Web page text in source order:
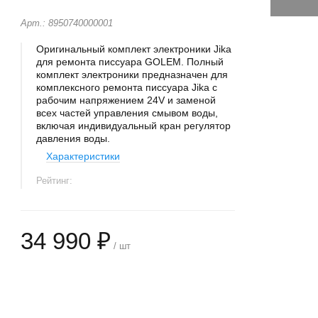
Арт.: 8950740000001
Оригинальный комплект электроники Jika
для ремонта писсуара GOLEM. Полный
комплект электроники предназначен для
комплексного ремонта писсуара Jika с
рабочим напряжением 24V и заменой
всех частей управления смывом воды,
включая индивидуальный кран регулятор
давления воды.
Характеристики
Рейтинг:
34 990 ₽ / шт